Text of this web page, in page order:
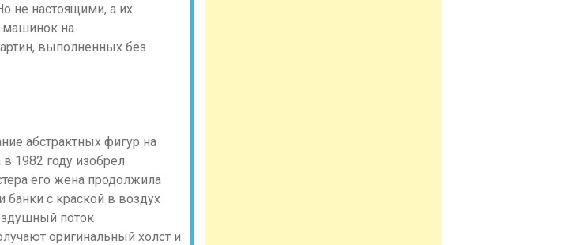
не настоящими, а их
машинок на
выполненных без
абстрактных фигур на
1982 году изобрел
его жена продолжила
с краской в воздух
поток
оригинальный холст и